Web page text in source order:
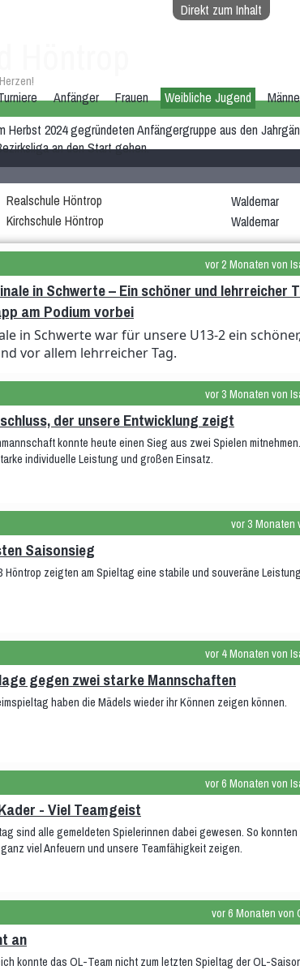
Direkt zum Inhalt
Anfänger Frauen Weibliche Jugend
2024 gegründeten Anfängergruppe aus den
an den Start gehen.
Realschule Höntrop Waldemar
Kirchschule Höntrop Waldemar
vor 2 Monaten von
in Schwerte – Ein schöner und lehrreicher
am Podium vorbei
in Schwerte war für unsere U13-2 ein schöner,
vor allem lehrreicher Tag.
vor 3 Monaten von
der unsere Entwicklung zeigt
konnte heute einen Sieg aus zwei Spielen
individuelle Leistung und großen Einsatz.
vor 3 Monaten
Saisonsieg
Höntrop zeigten am Spieltag eine stabile und souveräne
vor 4 Monaten von
gegen zwei starke Mannschaften
haben die Mädels wieder ihr Können zeigen können.
vor 6 Monaten von
- Viel Teamgeist
sind alle gemeldeten Spielerinnen dabei gewesen. So konnten
viel Anfeuern und unsere Teamfähigkeit zeigen.
vor 6 Monaten von
an
konnte das OL-Team nicht zum letzten Spieltag der OL-